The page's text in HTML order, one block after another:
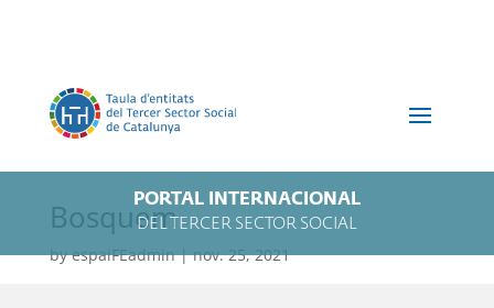
PORTAL INTERNACIONAL
DEL TERCER SECTOR SOCIAL
Bosquem
byespaiFEadmin|nov. 25, 2021